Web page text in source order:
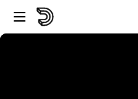
Passer au player
Passer au contenu principal